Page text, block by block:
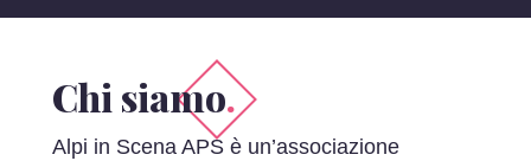
Chi siamo.
Alpi in Scena APS è un’associazione